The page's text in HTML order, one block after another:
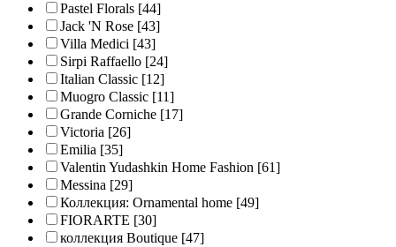
Pastel Florals [44]
Jack 'N Rose [43]
Villa Medici [43]
Sirpi Raffaello [24]
Italian Classic [12]
Muogro Сlassic [11]
Grande Corniche [17]
Victoria [26]
Emilia [35]
Valentin Yudashkin Home Fashion [61]
Messina [29]
Коллекция: Ornamental home [49]
FIORARTE [30]
коллекция Boutique [47]